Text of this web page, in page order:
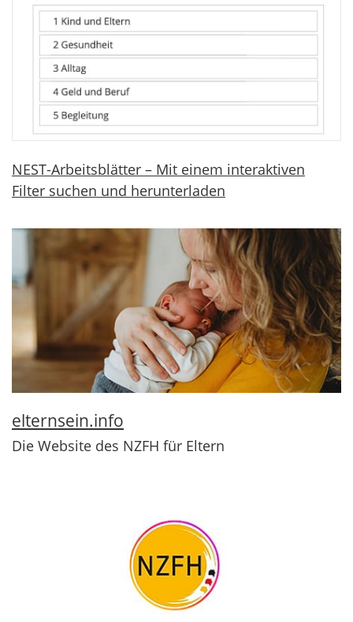
NEST-Arbeitsblätter – Mit einem interaktiven
Filter suchen und herunterladen
elternsein.info
Die Website des NZFH für Eltern